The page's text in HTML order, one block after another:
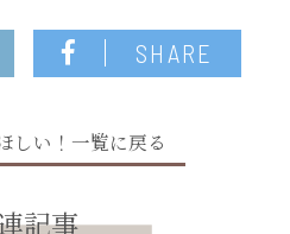
SHARE
しい！一覧に戻る
記事